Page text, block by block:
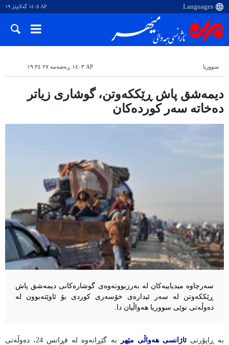
AP ١٤٠٥ گەلاوێژ ١٩
سووریا AP ١٤٠٣ ڕەشەمە ٢٧ ١٩:٣٤
دیمەشق پاش ڕێککەوتن، گوشاری زیاتر
دەخاتە سەر کوردەکان
سەرچاوە میدیاییەکان لە بەرزبوونەوەی گوشارەکانی دیمەشق پاش
ڕێککەوتن لە سەر ئیدارەی خۆسەری کوردی بۆ ئاوێتەبوون لە
دەوڵەتی نوێی سووریا هەواڵیان دا.
بە ڕاپۆرتیئاژانسی هەواڵی مێهر
بە گێڕانەوە لە فڕانس 24، دەوڵەتی